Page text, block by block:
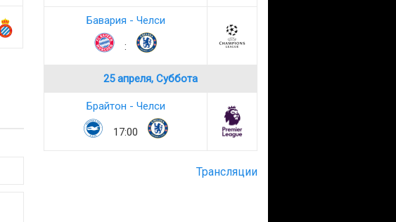
Бавария - Челси
:
25 апреля, Суббота
Брайтон - Челси
17:00
Трансляции